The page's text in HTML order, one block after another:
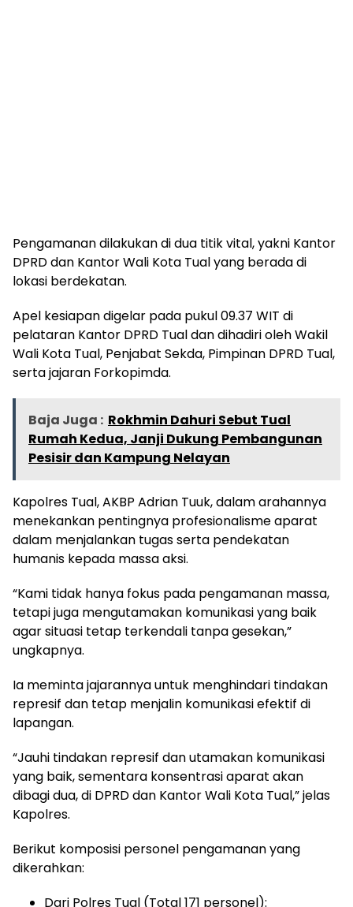
Pengamanan dilakukan di dua titik vital, yakni Kantor
DPRD dan Kantor Wali Kota Tual yang berada di
lokasi berdekatan.
Apel kesiapan digelar pada pukul 09.37 WIT di
pelataran Kantor DPRD Tual dan dihadiri oleh Wakil
Wali Kota Tual, Penjabat Sekda, Pimpinan DPRD Tual,
serta jajaran Forkopimda.
Baja Juga : Rokhmin Dahuri Sebut Tual
Rumah Kedua, Janji Dukung Pembangunan
Pesisir dan Kampung Nelayan
Kapolres Tual, AKBP Adrian Tuuk, dalam arahannya
menekankan pentingnya profesionalisme aparat
dalam menjalankan tugas serta pendekatan
humanis kepada massa aksi.
“Kami tidak hanya fokus pada pengamanan massa,
tetapi juga mengutamakan komunikasi yang baik
agar situasi tetap terkendali tanpa gesekan,”
ungkapnya.
Ia meminta jajarannya untuk menghindari tindakan
represif dan tetap menjalin komunikasi efektif di
lapangan.
“Jauhi tindakan represif dan utamakan komunikasi
yang baik, sementara konsentrasi aparat akan
dibagi dua, di DPRD dan Kantor Wali Kota Tual,” jelas
Kapolres.
Berikut komposisi personel pengamanan yang
dikerahkan:
Dari Polres Tual (Total 171 personel):